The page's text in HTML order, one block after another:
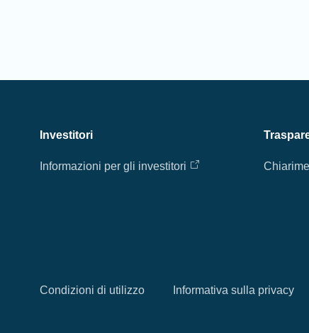
Investitori
Informazioni per gli investitori
Condizioni di utilizzo Informativa sulla privacy